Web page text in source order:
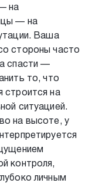
на
— на
Ваша
стороны часто
спасти —
то, что
строится на
ситуацией.
на высоте, у
контроля,
личным